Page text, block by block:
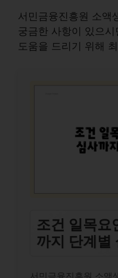
서민금융진흥원 소액
궁금한 사항이 있으
도움을 드리기 위해
조건 일목요
까지 단계별
서민금융진흥원 소액